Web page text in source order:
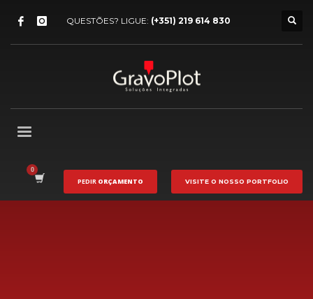
QUESTÕES? LIGUE: (+351) 219 614 830
PEDIR ORÇAMENTO VISITE O NOSSO PORTFOLIO